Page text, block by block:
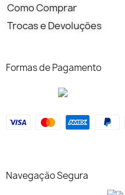
Como Comprar
Trocas e Devoluções
Formas de Pagamento
Navegação Segura